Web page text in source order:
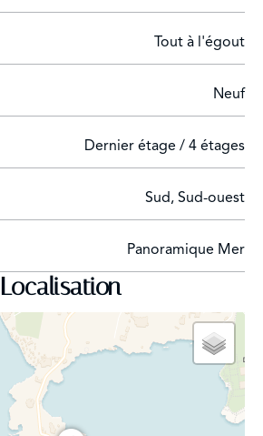
Tout à l'égout
Neuf
Dernier étage / 4 étages
Sud, Sud-ouest
Panoramique Mer
Localisation